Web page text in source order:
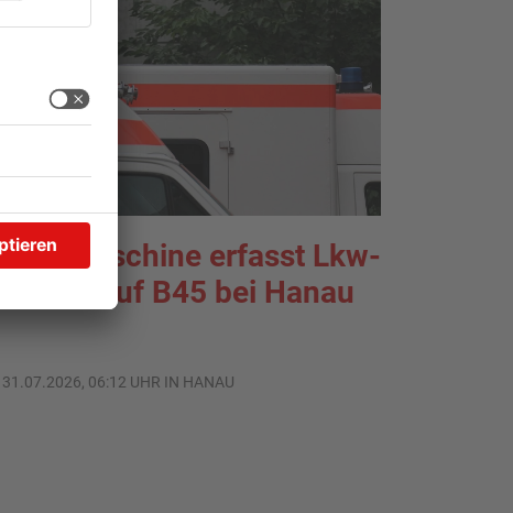
Kehrmaschine erfasst Lkw-
Fahrer auf B45 bei Hanau
31.07.2026, 06:12 UHR IN HANAU